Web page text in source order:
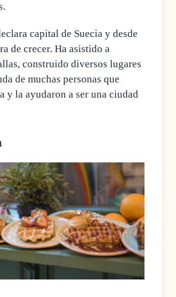
capital de Suecia y desde
de crecer. Ha asistido a
construido diversos lugares
de muchas personas que
y la ayudaron a ser una ciudad